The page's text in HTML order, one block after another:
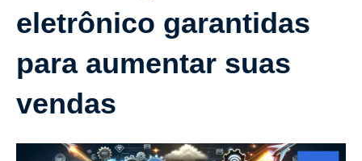
eletrônico garantidas
para aumentar suas
vendas